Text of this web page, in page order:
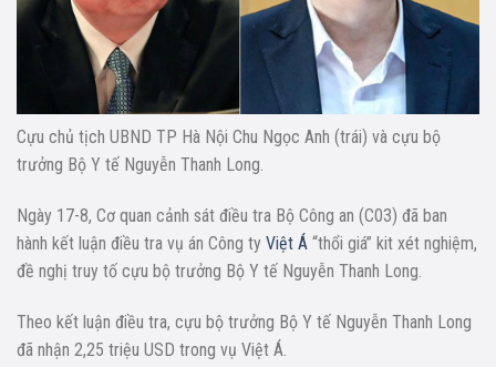
Cựu chủ tịch UBND TP Hà Nội Chu Ngọc Anh (trái) và cựu bộ
trưởng Bộ Y tế Nguyễn Thanh Long.
Ngày 17-8, Cơ quan cảnh sát điều tra Bộ Công an (C03) đã ban
hành kết luận điều tra vụ án Công ty Việt Á “thổi giá” kit xét nghiệm,
đề nghị truy tố cựu bộ trưởng Bộ Y tế Nguyễn Thanh Long.
Theo kết luận điều tra, cựu bộ trưởng Bộ Y tế Nguyễn Thanh Long
đã nhận 2,25 triệu USD trong vụ Việt Á.